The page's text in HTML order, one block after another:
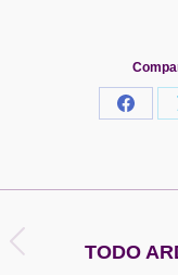
Share
entre
TODO